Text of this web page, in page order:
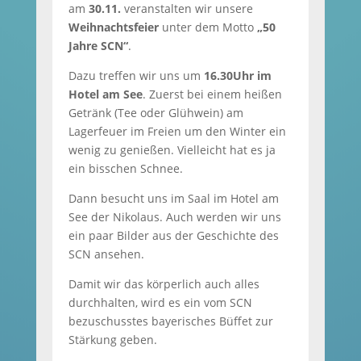
am 30.11. veranstalten wir unsere
Weihnachtsfeierunter dem Motto „50
Jahre SCN“.
Dazu treffen wir uns um 16.30Uhr im
Hotel am See. Zuerst bei einem heißen
Getränk (Tee oder Glühwein) am
Lagerfeuer im Freien um den Winter ein
wenig zu genießen. Vielleicht hat es ja
ein bisschen Schnee.
Dann besucht uns im Saal im Hotel am
See der Nikolaus. Auch werden wir uns
ein paar Bilder aus der Geschichte des
SCN ansehen.
Damit wir das körperlich auch alles
durchhalten, wird es ein vom SCN
bezuschusstes bayerisches Büffet zur
Stärkung geben.